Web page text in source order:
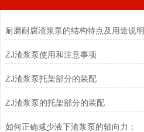
耐磨耐腐渣浆泵的结构特点及用途说明
ZJ渣浆泵使用和注意事项
ZJ渣浆泵托架部分的装配
ZJ渣浆泵的托架部分的装配
如何正确减少液下渣浆泵的轴向力：